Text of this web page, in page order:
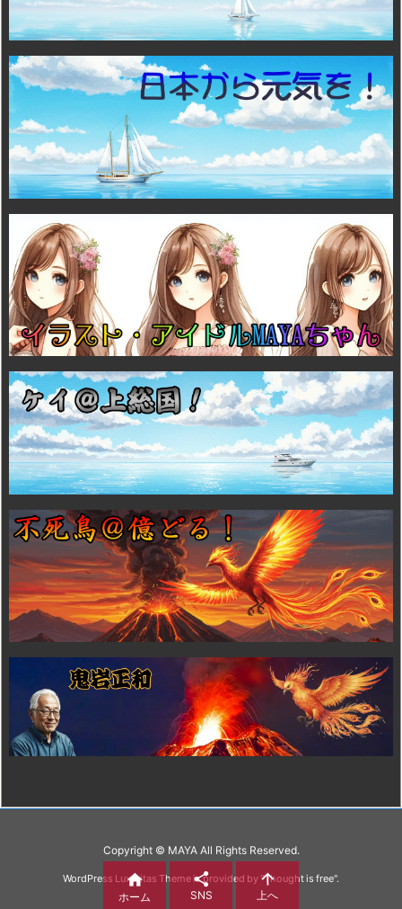
Copyright © MAYAAll Rights Reserved.
WordPress Luxeritas Theme is provided by "Thought is free".

ホーム

SNS

上へ